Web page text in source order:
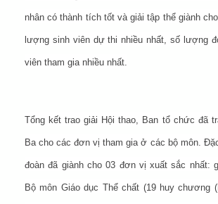
nhân có thành tích tốt và giải tập thể giành
lượng sinh viên dự thi nhiều nhất, số lượng
viên tham gia nhiều nhất.
Tổng kết trao giải Hội thao, Ban tổ chức đã
Ba cho các đơn vị tham gia ở các bộ môn.
đoàn đã giành cho 03 đơn vị xuất sắc nhất:
Bộ môn Giáo dục Thể chất (19 huy chương